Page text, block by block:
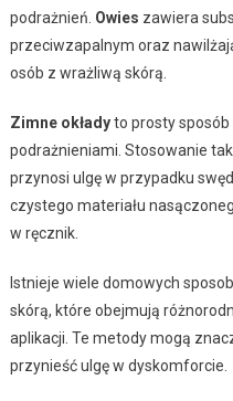
podrażnień. Owies zawiera
przeciwzapalnym oraz
osób z wrażliwą skórą.
Zimne okładyto prosty sposób
podrażnieniami. Stosowanie
przynosi ulgę w przypadku
czystego materiału
w ręcznik.
Istnieje wiele domowych
skórą, które obejmują
aplikacji. Te metody mogą
przynieść ulgę w dyskomforcie.